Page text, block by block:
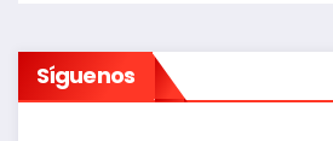
Síguenos